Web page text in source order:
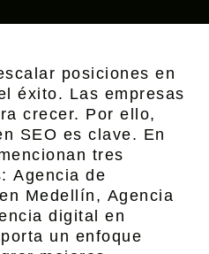
posiciones en
éxito. Las empresas
crecer. Por ello,
SEO es clave. En
tres
Agencia de
Medellín , Agencia
digital en
un enfoque